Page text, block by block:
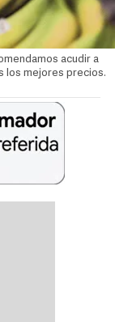
acudir a
los mejores precios.